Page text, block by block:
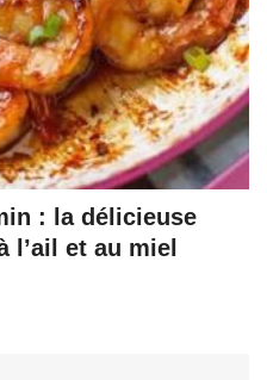
: la délicieuse
l’ail et au miel